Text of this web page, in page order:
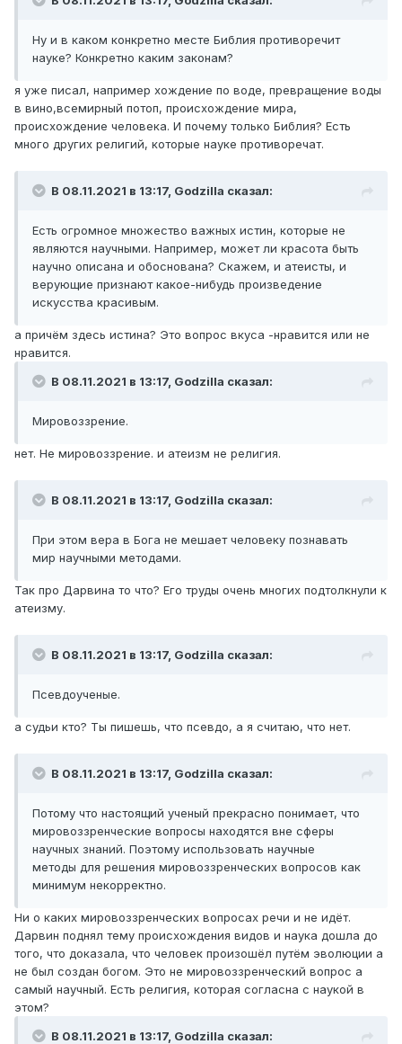
Ну и в каком конкретно месте Библия противоречит
науке? Конкретно каким законам?
я уже писал, например хождение по воде, превращение воды
в вино,всемирный потоп, происхождение мира,
происхождение человека. И почему только Библия? Есть
много других религий, которые науке противоречат.
В 08.11.2021 в 13:17, Godzilla сказал:
Есть огромное множество важных истин, которые не
являются научными. Например, может ли красота быть
научно описана и обоснована? Скажем, и атеисты, и
верующие признают какое-нибудь произведение
искусства красивым.
а причём здесь истина? Это вопрос вкуса -нравится или не
нравится.
В 08.11.2021 в 13:17, Godzilla сказал:
Мировоззрение.
нет. Не мировоззрение. и атеизм не религия.
В 08.11.2021 в 13:17, Godzilla сказал:
При этом вера в Бога не мешает человеку познавать
мир научными методами.
Так про Дарвина то что? Его труды очень многих подтолкнули к
атеизму.
В 08.11.2021 в 13:17, Godzilla сказал:
Псевдоученые.
а судьи кто? Ты пишешь, что псевдо, а я считаю, что нет.
В 08.11.2021 в 13:17, Godzilla сказал:
Потому что настоящий ученый прекрасно понимает, что
мировоззренческие вопросы находятся вне сферы
научных знаний. Поэтому использовать научные
методы для решения мировоззренческих вопросов как
минимум некорректно.
Ни о каких мировоззренческих вопросах речи и не идёт.
Дарвин поднял тему происхождения видов и наука дошла до
того, что доказала, что человек произошёл путём эволюции а
не был создан богом. Это не мировоззренческий вопрос а
самый научный. Есть религия, которая согласна с наукой в
этом?
В 08.11.2021 в 13:17, Godzilla сказал: